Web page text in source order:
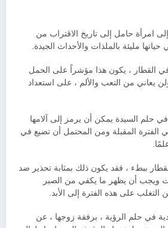
امرأة حامل إلى تاريخ الاقتراب من
مليئة بالملذات والأحداث الجيدة.
القطار ، يكون هذا مؤشراً على الحمل
يعاني من التعب والألم ، على استعداد
حلم السيدة يمكن أن يرمز إلى آلامها
المقبلة ومن المحتمل أن تضيع في
ببطء ، فقد يكون ذلك بمثابة تحذير ضد
ويجب أن يظهر ما يكفي من الصبر
على هذه الفترة إلى الأبد.
في حلم الرؤية ، برفقة زوجها ، عن